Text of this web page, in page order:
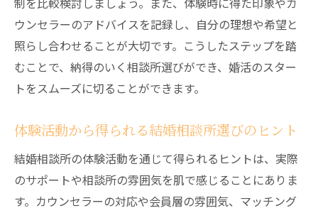
ウンセラーのアドバイスを記録し、自分の理想や希望と
照らし合わせることが大切です。こうしたステップを踏
むことで、納得のいく相談所選びができ、婚活のスター
トをスムーズに切ることができます。
体験活動から得られる結婚相談所選びのヒント
結婚相談所の体験活動を通じて得られるヒントは、実際
のサポートや相談所の雰囲気を肌で感じることにありま
す。カウンセラーの対応や会員層の雰囲気、マッチング